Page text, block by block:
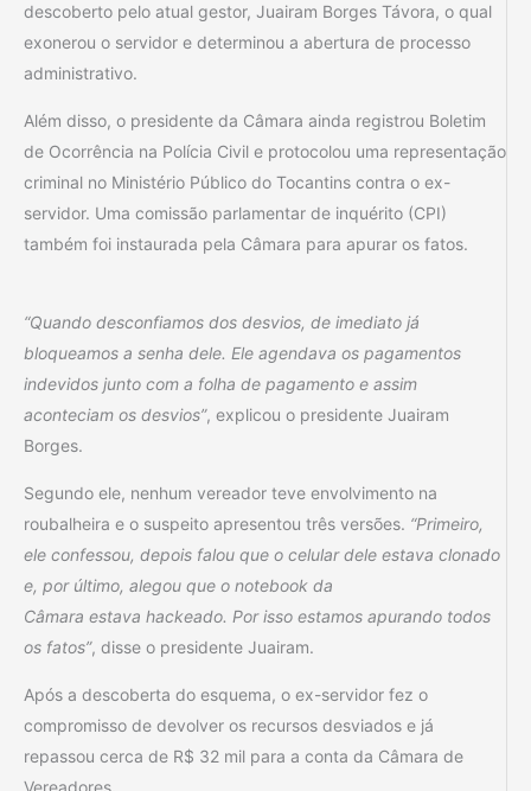
descoberto pelo atual gestor, Juairam Borges Távora, o qual
exonerou o servidor e determinou a abertura de processo
administrativo.
Além disso, o presidente da Câmara ainda registrou Boletim
de Ocorrência na Polícia Civil e protocolou uma representação
criminal no Ministério Público do Tocantins contra o ex-
servidor. Uma comissão parlamentar de inquérito (CPI)
também foi instaurada pela Câmara para apurar os fatos.
“Quando desconfiamos dos desvios, de imediato já
bloqueamos a senha dele. Ele agendava os pagamentos
indevidos junto com a folha de pagamento e assim
aconteciam os desvios”, explicou o presidente Juairam
Borges.
Segundo ele, nenhum vereador teve envolvimento na
roubalheira e o suspeito apresentou três versões. “Primeiro,
ele confessou, depois falou que o celular dele estava clonado
e, por último, alegou que o notebook da
Câmara estava hackeado. Por isso estamos apurando todos
os fatos”, disse o presidente Juairam.
Após a descoberta do esquema, o ex-servidor fez o
compromisso de devolver os recursos desviados e já
repassou cerca de R$ 32 mil para a conta da Câmara de